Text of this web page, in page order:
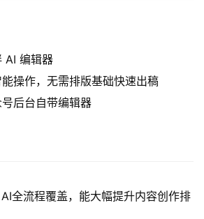
AI 编辑器
操作，无需排版基础快速出稿
后台自带编辑器
全流程覆盖，能大幅提升内容创作排